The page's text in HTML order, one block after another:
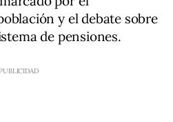
y el debate sobre
de pensiones.